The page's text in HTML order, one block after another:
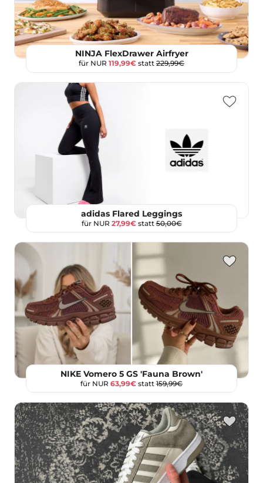
NINJA FlexDrawer Airfryer
für NUR 119,99€ statt 229,99€
adidas Flared Leggings
für NUR 27,99€statt50,00€
NIKE Vomero 5 GS 'Fauna Brown'
für NUR 63,99€ statt 159,99€